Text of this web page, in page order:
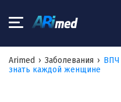
Arimed › Заболевания › ВПЧ
знать каждой женщине
Запишитесь